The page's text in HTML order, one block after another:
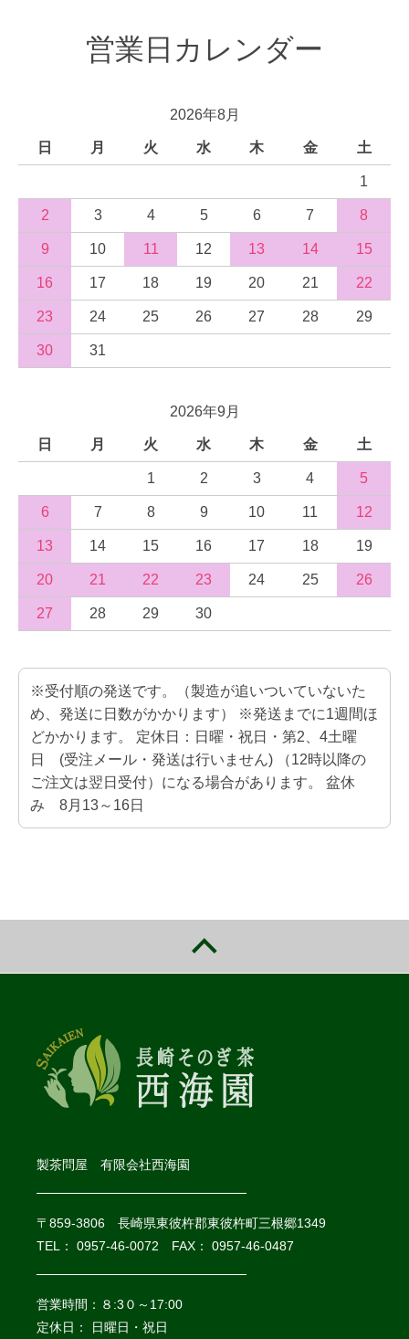
営業日カレンダー
2026年8月
日 月 火 水 木 金 土
1
2 3 4 5 6 7 8
9 10 11 12 13 14 15
16 17 18 19 20 21 22
23 24 25 26 27 28 29
30 31
2026年9月
日 月 火 水 木 金 土
1 2 3 4 5
6 7 8 9 10 11 12
13 14 15 16 17 18 19
20 21 22 23 24 25 26
27 28 29 30
※受付順の発送です。（製造が追いついていないた
め、発送に日数がかかります） ※発送までに1週間ほ
どかかります。 定休日：日曜・祝日・第2、4土曜
日 (受注メール・発送は行いません) （12時以降の
ご注文は翌日受付）になる場合があります。 盆休
み 8月13～16日
製茶問屋 有限会社西海園
〒859-3806 長崎県東彼杵郡東彼杵町三根郷1349
TEL： 0957-46-0072 FAX： 0957-46-0487
営業時間：８:3０～17:00
定休日： 日曜日・祝日